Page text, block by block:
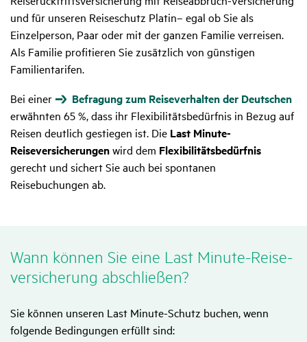
und für unseren Reiseschutz Platin– egal ob Sie als
Einzelperson, Paar oder mit der ganzen Familie verreisen.
Als Familie profitieren Sie zusätzlich von günstigen
Familientarifen.
Bei einer
Befragung zum Reiseverhalten der Deutschen
erwähnten 65 %, dass ihr Flexibilitätsbedürfnis in Bezug auf
Reisen deutlich gestiegen ist. Die Last Minute-
Reiseversicherungenwird dem Flexibilitätsbedürfnis
gerecht und sichert Sie auch bei spontanen
Reisebuchungen ab.
Wann können Sie eine Last Minute-Reise­
ver­si­che­rung abschließen?
Sie können unseren Last Minute-Schutz buchen, wenn
folgende Bedingungen erfüllt sind: